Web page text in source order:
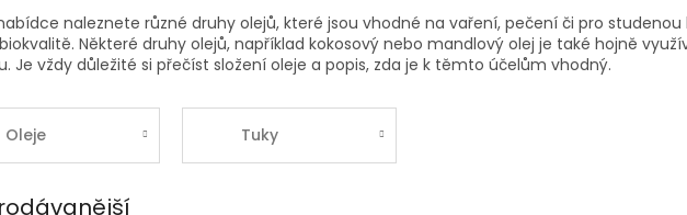
naleznete různé druhy olejů, které jsou vhodné na vaření, pečení či pro
Některé druhy olejů, například kokosový nebo mandlový olej je také hojně
Je vždy důležité si přečíst složení oleje a popis, zda je k těmto účelům vhodný.
Oleje Tuky